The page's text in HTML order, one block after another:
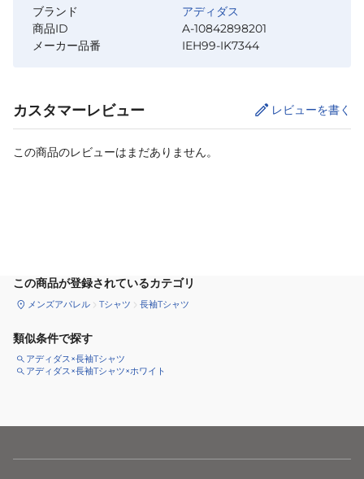
ブランド
アディダス
商品ID
A-10842898201
メーカー品番
IEH99-IK7344
カスタマーレビュー レビューを書く
この商品のレビューはまだありません。
この商品が登録されているカテゴリ
メンズアパレル Tシャツ 長袖Tシャツ
類似条件で探す
アディダス×長袖Tシャツ
アディダス×長袖Tシャツ×ホワイト